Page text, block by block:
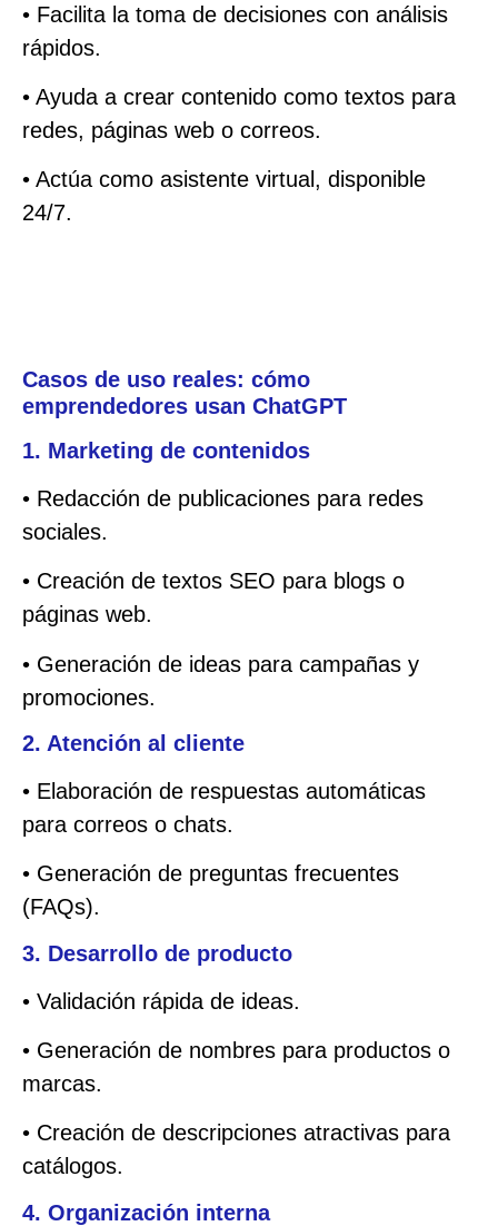
• Facilita la toma de decisiones con análisis
rápidos.
• Ayuda a crear contenido como textos para
redes, páginas web o correos.
• Actúa como asistente virtual, disponible
24/7.
Casos de uso reales: cómo
emprendedores usan ChatGPT
1. Marketing de contenidos
• Redacción de publicaciones para redes
sociales.
• Creación de textos SEO para blogs o
páginas web.
• Generación de ideas para campañas y
promociones.
2. Atención al cliente
• Elaboración de respuestas automáticas
para correos o chats.
• Generación de preguntas frecuentes
(FAQs).
3. Desarrollo de producto
• Validación rápida de ideas.
• Generación de nombres para productos o
marcas.
• Creación de descripciones atractivas para
catálogos.
4. Organización interna